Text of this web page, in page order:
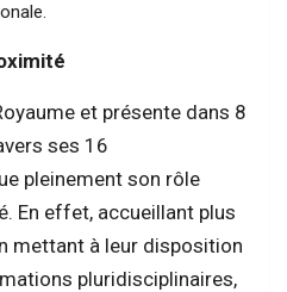
et présente dans 8
ses 16
pleinement son rôle
En effet, accueillant plus
mettant à leur disposition
pluridisciplinaires,